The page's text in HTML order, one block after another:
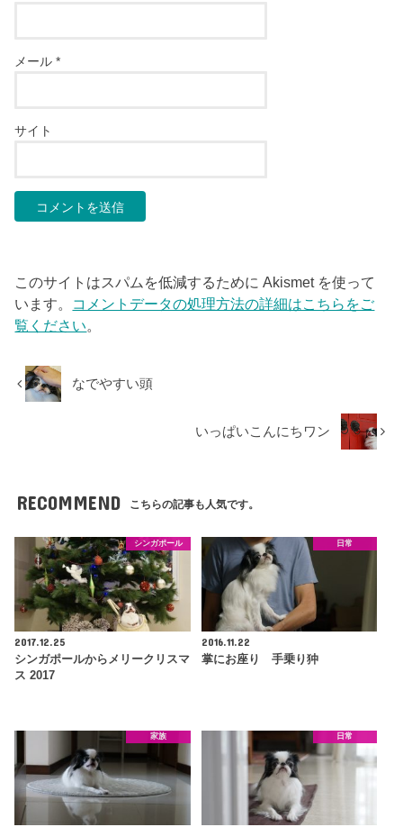
メール*
サイト
このサイトはスパムを低減するために Akismet を使って
います。 コメントデータの処理方法の詳細はこちらをご
覧ください。
なでやすい頭
いっぱいこんにちワン
RECOMMEND こちらの記事も人気です。
シンガポール
2017.12.25
シンガポールからメリークリスマ
ス 2017
日常
2016.11.22
掌にお座り 手乗り狆
家族 日常